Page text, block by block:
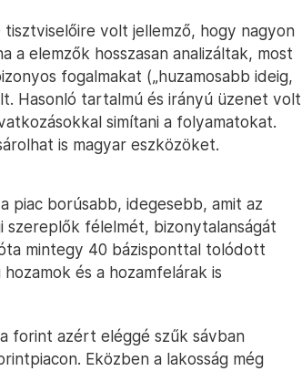
volt jellemző, hogy nagyon
a elemzők hosszasan analizáltak, most
fogalmakat („huzamosabb ideig,
Hasonló tartalmú és irányú üzenet volt
simítani a folyamatokat.
is magyar eszközöket.
piac borúsabb, idegesebb, amit az
szereplők félelmét, bizonytalanságát
mintegy 40 bázisponttal tolódott
és a hozamfelárak is
forint azért eléggé szűk sávban
Eközben a lakosság még